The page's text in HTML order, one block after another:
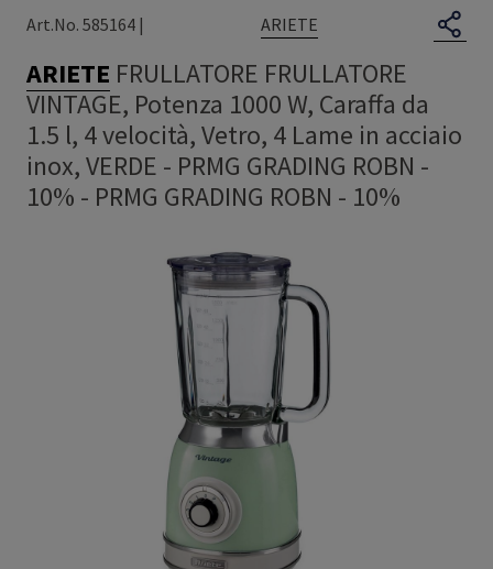
Art.No. 585164 |
ARIETE
ARIETE FRULLATORE FRULLATORE
VINTAGE, Potenza 1000 W, Caraffa da
1.5 l, 4 velocità, Vetro, 4 Lame in acciaio
inox, VERDE - PRMG GRADING ROBN -
10% - PRMG GRADING ROBN - 10%